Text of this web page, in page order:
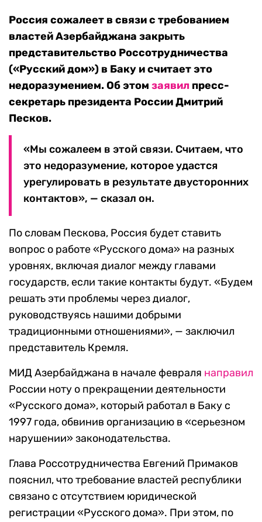
Россия сожалеет в связи с требованием
властей Азербайджана закрыть
представительство Россотрудничества
(«Русский дом») в Баку и считает это
недоразумением. Об этом заявил пресс-
секретарь президента России Дмитрий
Песков.
«Мы сожалеем в этой связи. Считаем, что
это недоразумение, которое удастся
урегулировать в результате двусторонних
контактов», — сказал он.
По словам Пескова, Россия будет ставить
вопрос о работе «Русского дома» на разных
уровнях, включая диалог между главами
государств, если такие контакты будут. «Будем
решать эти проблемы через диалог,
руководствуясь нашими добрыми
традиционными отношениями», — заключил
представитель Кремля.
МИД Азербайджана в начале февраля направил
России ноту о прекращении деятельности
«Русского дома», который работал в Баку с
1997 года, обвинив организацию в «серьезном
нарушении» законодательства.
Глава Россотрудничества Евгений Примаков
пояснил, что требование властей республики
связано с отсутствием юридической
регистрации «Русского дома». При этом, по